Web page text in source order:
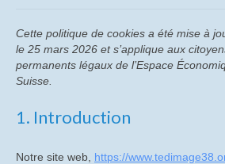
Les infolettres de
CompteRendu_CA
Histoire
Cette politique de cookies a été mise à
le 25 mars 2026 et s’applique aux
permanents légaux de l’Espace
Suisse.
1. Introduction
Notre site web, https://